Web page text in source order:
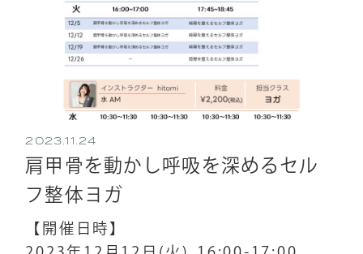
2023.11.24
肩甲骨を動かし呼吸を深めるセル
フ整体ヨガ
【開催日時】